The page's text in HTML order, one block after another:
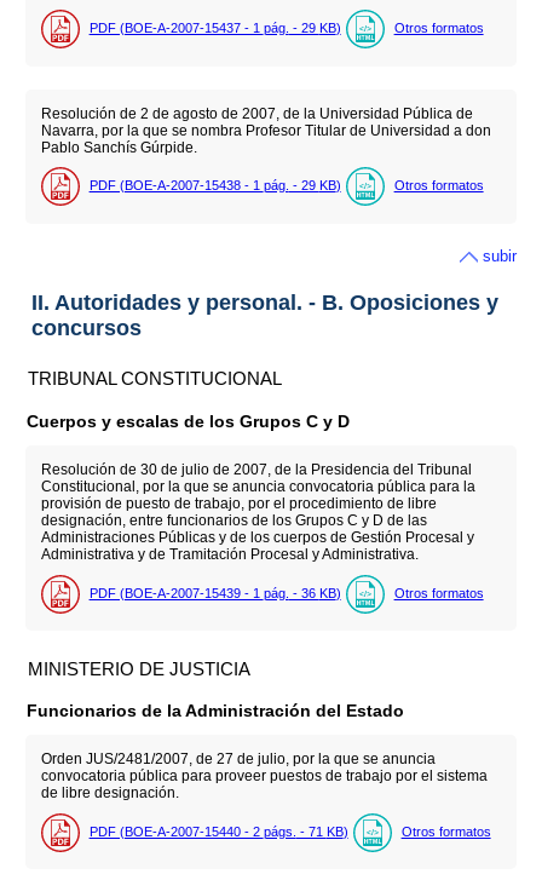
PDF (BOE-A-2007-15437 - 1 pág. - 29 KB) Otros formatos
Resolución de 2 de agosto de 2007, de la Universidad Pública de
Navarra, por la que se nombra Profesor Titular de Universidad a don
Pablo Sanchís Gúrpide.
PDF (BOE-A-2007-15438 - 1 pág. - 29 KB) Otros formatos
subir
II. Autoridades y personal. - B. Oposiciones y
concursos
TRIBUNAL CONSTITUCIONAL
Cuerpos y escalas de los Grupos C y D
Resolución de 30 de julio de 2007, de la Presidencia del Tribunal
Constitucional, por la que se anuncia convocatoria pública para la
provisión de puesto de trabajo, por el procedimiento de libre
designación, entre funcionarios de los Grupos C y D de las
Administraciones Públicas y de los cuerpos de Gestión Procesal y
Administrativa y de Tramitación Procesal y Administrativa.
PDF (BOE-A-2007-15439 - 1 pág. - 36 KB) Otros formatos
MINISTERIO DE JUSTICIA
Funcionarios de la Administración del Estado
Orden JUS/2481/2007, de 27 de julio, por la que se anuncia
convocatoria pública para proveer puestos de trabajo por el sistema
de libre designación.
PDF (BOE-A-2007-15440 - 2 págs. - 71 KB) Otros formatos